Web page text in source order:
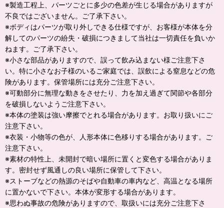
※製造工程上、パーツごとに多少の色差が生じる場合がありますが
不良ではございません。ご了承下さい。
※ボディはパーツが取り外しできる仕様ですが、お客様が本体を分
解してのパーツの紛失・破損につきまして当社は一切責任を負いか
ねます。ご了承下さい。
※小さな部品がありますので、誤って飲み込まない様ご注意下さ
い。特に小さなお子様のいるご家庭では、誤飲による窒息などの危
険があります。保管場所には充分ご注意下さい。
※可動部分に無理な動きをさせたり、力を加え過ぎて関節や各部分
を破損しないようご注意下さい。
※本体の塗装は強い摩擦でとれる場合があります。お取り扱いにご
注意下さい。
※衣装・小物等の色が、人形本体に色移りする場合があります。ご
注意下さい。
※素材の特性上、未開封で暗い場所に置くと変色する場合がありま
す。密封せず風通しの良い場所に保管して下さい。
※ストーブなどの熱源のそばや自動車の車内など、高温となる場所
に置かないで下さい。本体が変形する場合があります。
※思わぬ事故の危険がありますので、取扱いには充分ご注意下さ